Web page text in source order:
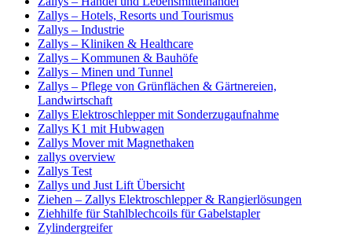
Zallys – Hotels, Resorts und Tourismus
Zallys – Industrie
Zallys – Kliniken & Healthcare
Zallys – Kommunen & Bauhöfe
Zallys – Minen und Tunnel
Zallys – Pflege von Grünflächen & Gärtnereien,
Landwirtschaft
Zallys Elektroschlepper mit Sonderzugaufnahme
Zallys K1 mit Hubwagen
Zallys Mover mit Magnethaken
zallys overview
Zallys Test
Zallys und Just Lift Übersicht
Ziehen – Zallys Elektroschlepper & Rangierlösungen
Ziehhilfe für Stahlblechcoils für Gabelstapler
Zylindergreifer